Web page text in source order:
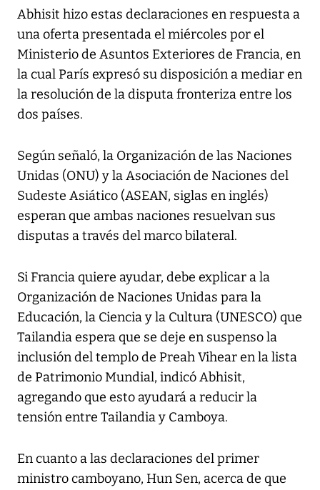
Abhisit hizo estas declaraciones en respuesta a
una oferta presentada el miércoles por el
Ministerio de Asuntos Exteriores de Francia, en
la cual París expresó su disposición a mediar en
la resolución de la disputa fronteriza entre los
dos países.
Según señaló, la Organización de las Naciones
Unidas (ONU) y la Asociación de Naciones del
Sudeste Asiático (ASEAN, siglas en inglés)
esperan que ambas naciones resuelvan sus
disputas a través del marco bilateral.
Si Francia quiere ayudar, debe explicar a la
Organización de Naciones Unidas para la
Educación, la Ciencia y la Cultura (UNESCO) que
Tailandia espera que se deje en suspenso la
inclusión del templo de Preah Vihear en la lista
de Patrimonio Mundial, indicó Abhisit,
agregando que esto ayudará a reducir la
tensión entre Tailandia y Camboya.
En cuanto a las declaraciones del primer
ministro camboyano, Hun Sen, acerca de que